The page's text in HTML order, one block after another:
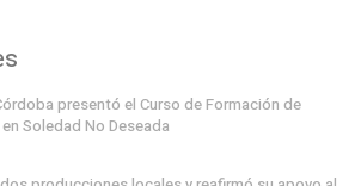
presentó el Curso de Formación de
Soledad No Deseada